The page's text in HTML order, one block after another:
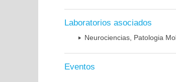
Laboratorios asociados
Neurociencias, Patologia
Eventos